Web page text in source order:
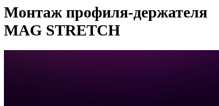
Монтаж профиля-держателя
MAG STRETCH